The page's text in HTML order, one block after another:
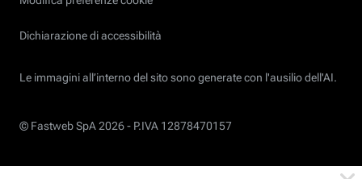
Dichiarazione di accessibilità
Le immagini all’interno del sito sono generate con l'ausilio dell'AI.
© Fastweb SpA 2026 - P.IVA 12878470157